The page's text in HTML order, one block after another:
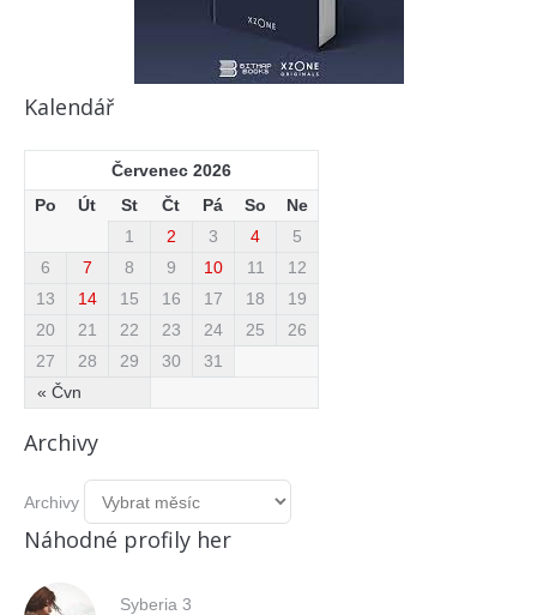
Kalendář
Červenec 2026
Po
Út St Čt Pá So Ne
« Čvn
1 2 3 4
5
6
7 8 9 10 11
12
13
14 15 16 17 18
19
20
21 22 23 24 25
26
27
28 29 30 31
Archivy
Archivy
Náhodné profily her
Syberia 3